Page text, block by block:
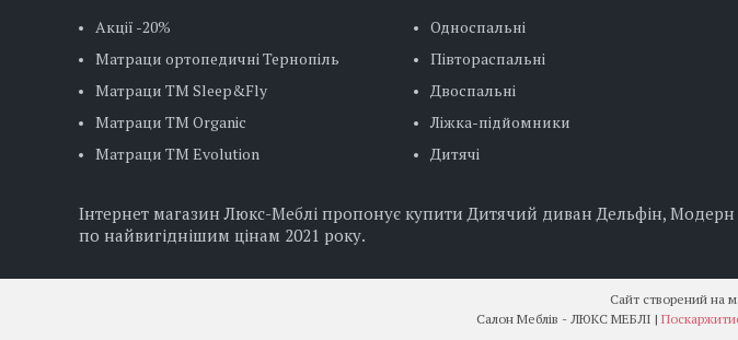
Акції -20%
Матраци ортопедичні Тернопіль
Матраци ТМ Sleep&Fly
Матраци TM Organic
Матраци ТМ Evolution
Односпальні
Півтораспальні
Двоспальні
Ліжка-підйомники
Дитячі
Інтернет магазин Люкс-Меблі пропонує купити Дитячий диван Дельфін, Модерн
по найвигіднішим цінам 2021 року.
Сайт створений на
Салон Меблів - ЛЮКС МЕБЛІ |